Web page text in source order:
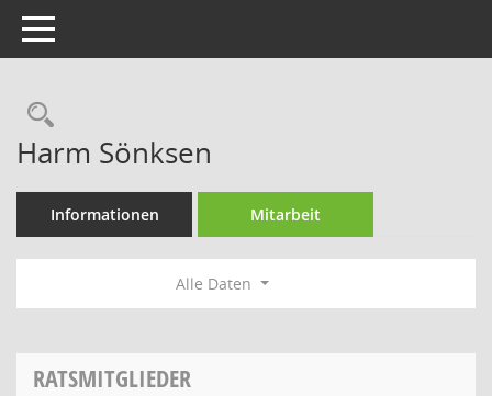
Toggle navigation
Rechercheauswahl
Harm Sönksen
Informationen Mitarbeit
Alle Daten
RATSMITGLIEDER